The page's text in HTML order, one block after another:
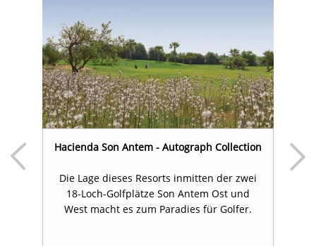
Hacienda Son Antem - Autograph Collection
Die Lage dieses Resorts inmitten der zwei
18-Loch-Golfplätze Son Antem Ost und
West macht es zum Paradies für Golfer.